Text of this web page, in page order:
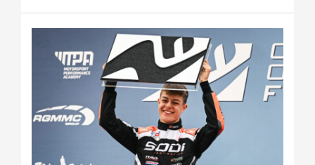
Schleimer
Vizemeister
Champions
of